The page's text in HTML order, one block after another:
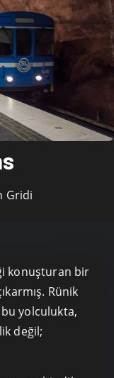
Gridi
konuşturan bir
Rünik
yolculukta,
değil;